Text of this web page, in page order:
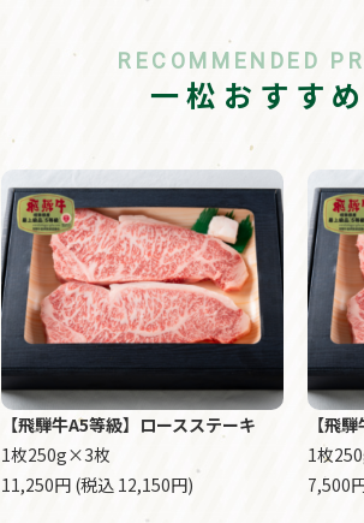
RECOMMENDED
一松おすす
【飛騨牛A5等級】ロースステーキ
1枚250g×3枚
11,250円 (税込 12,150円)
【飛
1枚
7,500